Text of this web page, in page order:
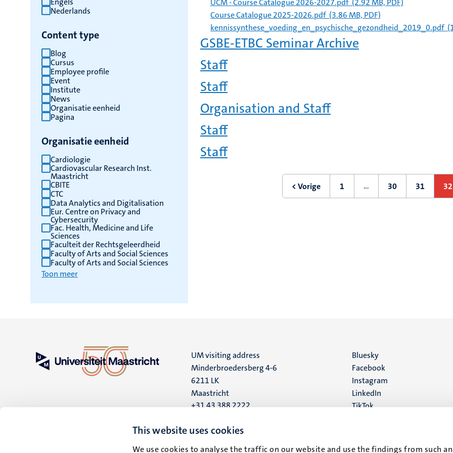
This website uses cookies
We use cookies to analyse the traffic on our website and use the findings from such
vernieuwen
Nederlands
Content type
Blog
Cursus
Employee profile
Event
Institute
News
Organisatie eenheid
Pagina
Organisatie eenheid
Cardiologie
Cardiovascular Research Inst.
Maastricht
CBITE
CTC
Data Analytics and Digitalisation
Eur. Centre on Privacy and
Cybersecurity
Fac. Health, Medicine and Life
Sciences
Faculteit der Rechtsgeleerdheid
Faculty of Arts and Social Sciences
Faculty of Arts and Social Sciences
Toon meer
UCM - Course Catalogue 2026-2027.pdf (2.92 MB, PDF)
Course Catalogue 2025-2026.pdf (3.86 MB, PDF)
kennissynthese_voeding_en_psychische_gezondheid_2019_0.pdf
GSBE-ETBC Seminar Archive
Staff
Staff
Organisation and Staff
Staff
Staff
Vorige
< Vorige
Eerste
1 …
Pagina
30
Pagina
31 32
UM visiting address
Minderbroedersberg 4-6
6211 LK
Maastricht
+31 43 388 2222
UM postal address
Social
media
Bluesky
Facebook
Instagram
LinkedIn
TikTok